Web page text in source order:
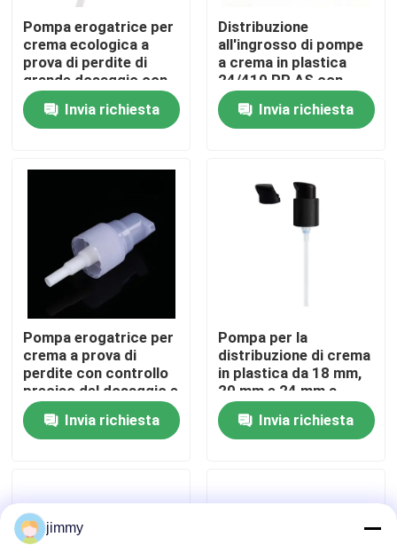
Casa
Prodotti
Giro della fabbrica
Controllo di qualità
Contattici
Notizie
mini spruzzatore di innesco
Pompa erogatrice per
crema ecologica a
prova di perdite di
grande dosaggio con
molla esterna per
formule spesse
Invia richiesta
Distribuzione
all'ingrosso di pompe
a crema in plastica
24/410 PP AS con
disegno a prova di
perdite per bottiglie
cosmetiche
Invia richiesta
Pompa erogatrice per
crema a prova di
perdite con controllo
preciso del dosaggio e
design igienico senza
contattoInvia richiesta
Pompa per la
distribuzione di crema
in plastica da 18 mm,
20 mm e 24 mm a
mezza cuffia - Pompa
cosmetica a prova di
perdite per uso
Invia richiesta
jimmy